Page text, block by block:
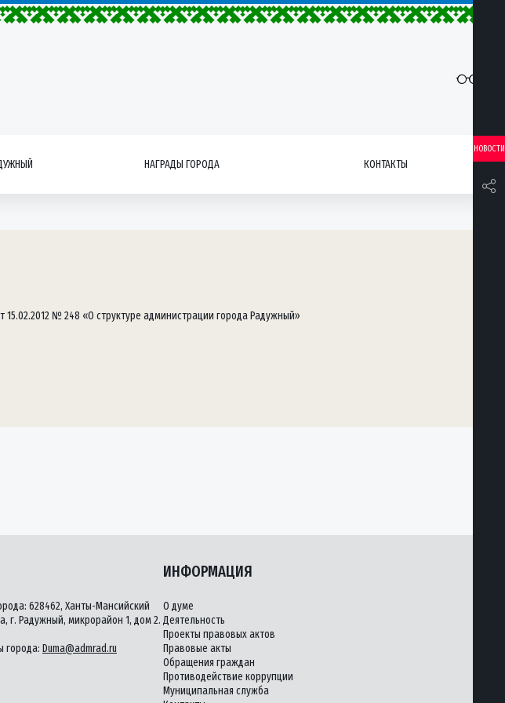
НАГРАДЫ ГОРОДА КОНТАКТЫ
НОВОСТИ
№ 248 «О структуре администрации города Радужный»
628462, Ханты-Мансийский
г. Радужный, микрорайон 1, дом 2.
города: Duma@admrad.ru
ИНФОРМАЦИЯ
О думе
Деятельность
Проекты правовых актов
Правовые акты
Обращения граждан
Противодействие коррупции
Муниципальная служба